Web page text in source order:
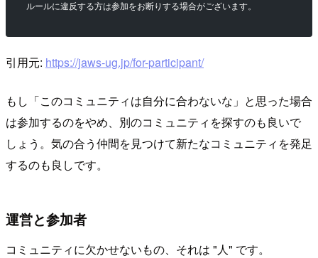
ルールに違反する方は参加をお断りする場合がございます。
引用元: https://jaws-ug.jp/for-participant/
もし「このコミュニティは自分に合わないな」と思った場合
は参加するのをやめ、別のコミュニティを探すのも良いで
しょう。気の合う仲間を見つけて新たなコミュニティを発足
するのも良しです。
運営と参加者
コミュニティに欠かせないもの、それは "人" です。